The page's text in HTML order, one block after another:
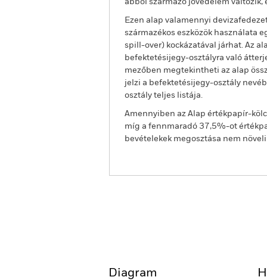
abból származó jövedelem
Ezen alap valamennyi
származékos eszközök használata
spill-over) kockázatával járhat. Az
befektetésijegy-osztályra való
mezőben megtekintheti az alap
jelzi a befektetésijegy-osztály
osztály teljes listája.
Amennyiben az Alap értékpapír-
míg a fennmaradó 37,5%-ot
bevételekek megosztása nem
Diagram